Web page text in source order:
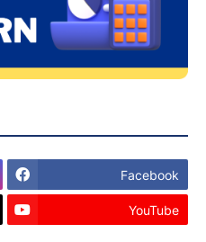
Facebook
YouTube